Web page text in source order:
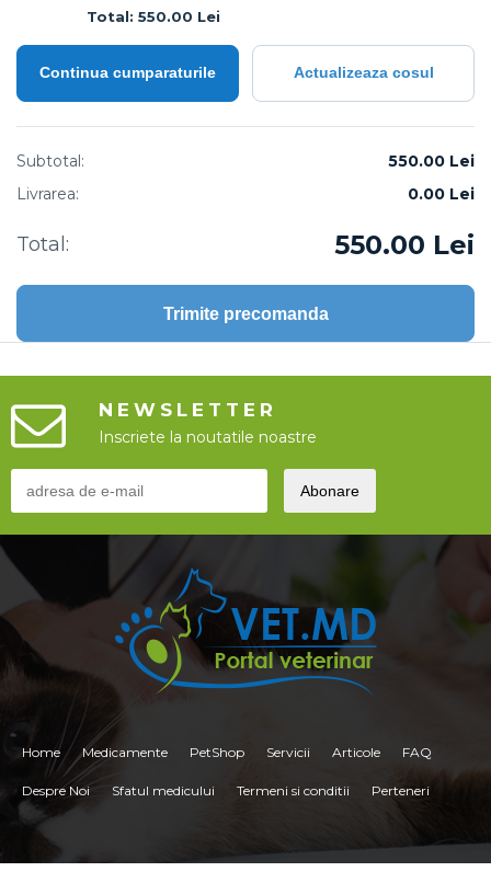
Total: 550.00 Lei
Continua cumparaturile Actualizeaza cosul
Subtotal:
550.00 Lei
Livrarea:
0.00 Lei
Total: 550.00 Lei
Trimite precomanda
NEWSLETTER
Inscriete la noutatile noastre
Home Medicamente PetShop Servicii Articole FAQ
Despre Noi Sfatul medicului Termeni si conditii Perteneri